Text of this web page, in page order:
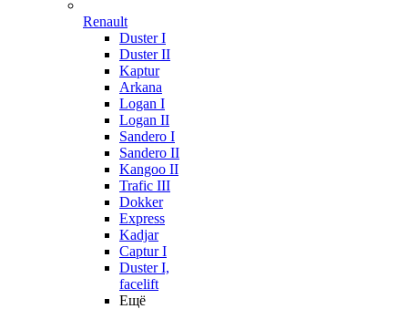
Renault
Duster I
Duster II
Kaptur
Arkana
Logan I
Logan II
Sandero I
Sandero II
Kangoo II
Trafic III
Dokker
Express
Kadjar
Captur I
Duster I,
facelift
Ещё